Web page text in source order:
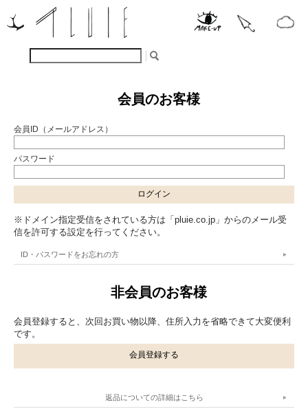
会員のお客様
会員ID（メールアドレス）
パスワード
※ドメイン指定受信をされている方は「pluie.co.jp」からのメール受
信を許可する設定を行ってください。
ID・パスワードをお忘れの方
非会員のお客様
会員登録すると、次回お買い物以降、住所入力を省略できて大変便利
です。
会員登録する
返品についての詳細はこちら